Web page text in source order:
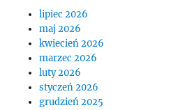
lipiec 2026
maj 2026
kwiecień 2026
marzec 2026
luty 2026
styczeń 2026
grudzień 2025